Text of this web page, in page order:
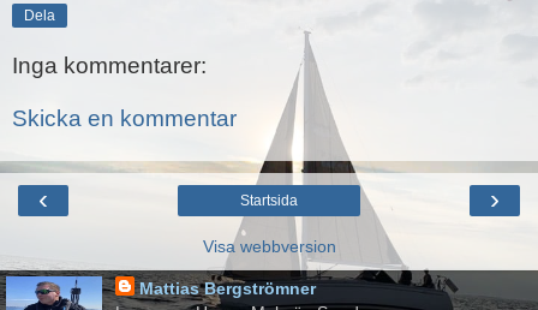
Dela
Inga kommentarer:
Skicka en kommentar
‹ ›
Startsida
Visa webbversion
Mattias Bergströmner